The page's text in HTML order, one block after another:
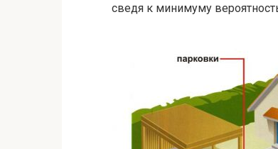
сведя к минимуму